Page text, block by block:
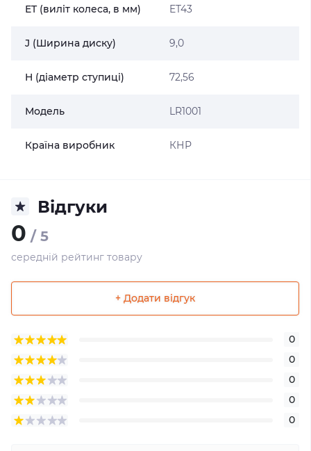
ET (виліт колеса, в мм) ET43
J (Ширина диску) 9,0
H (діаметр ступиці) 72,56
Модель LR1001
Країна виробник КНР
Відгуки
0 / 5
середній рейтинг товару
+ Додати відгук
0
0
0
0
0